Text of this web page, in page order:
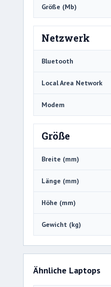
Größe (Mb)
Netzwerk
Bluetooth
Local Area Network
Modem
Größe
Breite (mm)
Länge (mm)
Höhe (mm)
Gewicht (kg)
Ähnliche Laptops